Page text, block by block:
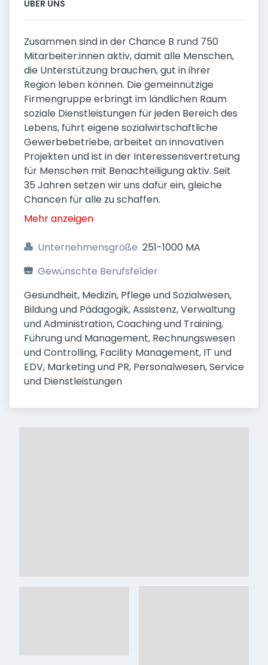
ÜBER UNS
Zusammen sind in der Chance B rund 750
Mitarbeiter:innen aktiv, damit alle Menschen,
die Unterstützung brauchen, gut in ihrer
Region leben können. Die gemeinnützige
Firmengruppe erbringt im ländlichen Raum
soziale Dienstleistungen für jeden Bereich des
Lebens, führt eigene sozialwirtschaftliche
Gewerbebetriebe, arbeitet an innovativen
Projekten und ist in der Interessensvertretung
für Menschen mit Benachteiligung aktiv. Seit
35 Jahren setzen wir uns dafür ein, gleiche
Chancen für alle zu schaffen.
Mehr anzeigen
Unternehmensgröße 251-1000 MA
Gewünschte Berufsfelder
Gesundheit, Medizin, Pflege und Sozialwesen,
Bildung und Pädagogik, Assistenz, Verwaltung
und Administration, Coaching und Training,
Führung und Management, Rechnungswesen
und Controlling, Facility Management, IT und
EDV, Marketing und PR, Personalwesen, Service
und Dienstleistungen